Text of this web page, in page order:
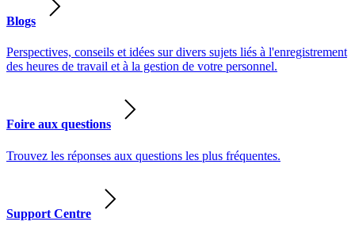
Blogs
Perspectives, conseils et idées sur divers sujets liés à l'enregistrement
des heures de travail et à la gestion de votre personnel.
Foire aux questions
Trouvez les réponses aux questions les plus fréquentes.
Support Centre